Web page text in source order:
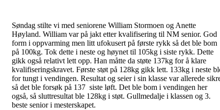
Søndag stilte vi med seniorene William Stormoen og Anette
Høyland. William var på jakt etter kvalifisering til NM senior. God
form i oppvarming men litt ufokusert på første rykk så det ble bom
på 100kg. Tok dette i neste og høynet til 105kg i siste rykk. Dette
gikk også relativt lett opp. Han måtte da støte 137kg for å klare
kvalifiseringskravet. Første støt på 128kg gikk lett. 133kg i neste
for tungt i vendingen. Resultat og seier i sin klasse var allerede
så det ble forsøk på 137 siste løft. Det ble bom i vendingen her
også, så sluttresultat ble 128kg i støt. Gullmedalje i klassen og 3.
beste senior i mesterskapet.